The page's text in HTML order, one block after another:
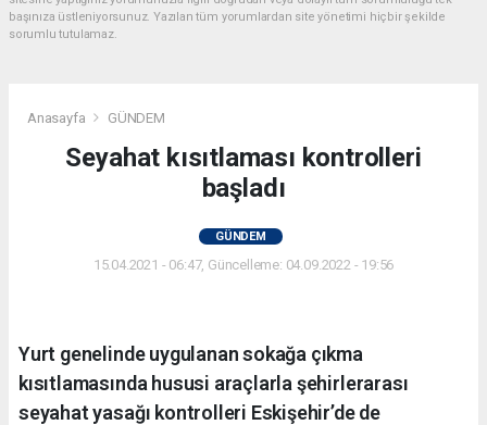
başınıza üstleniyorsunuz. Yazılan tüm yorumlardan site yönetimi hiçbir şekilde
sorumlu tutulamaz.
Anasayfa GÜNDEM
Seyahat kısıtlaması kontrolleri
başladı
GÜNDEM
15.04.2021 - 06:47, Güncelleme: 04.09.2022 - 19:56
Yurt genelinde uygulanan sokağa çıkma
kısıtlamasında hususi araçlarla şehirlerarası
seyahat yasağı kontrolleri Eskişehir’de de